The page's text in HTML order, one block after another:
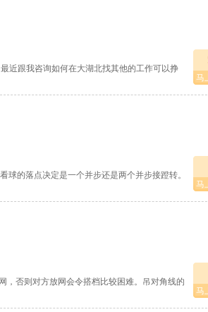
马
近跟我咨询如何在大湖北找其他的工作可以挣
马
球的落点决定是一个并步还是两个并步接蹬转。
马
，否则对方放网会令搭档比较困难。吊对角线的